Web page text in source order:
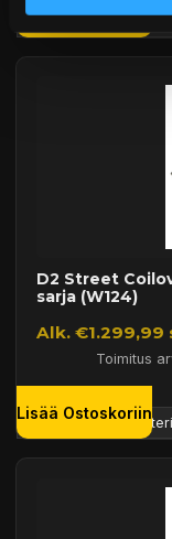
Lisää Ostoskoriin
D2 Street
sarja (W124)
Alk. €1.299,99
Toimitus
Lisää Ostoskoriin